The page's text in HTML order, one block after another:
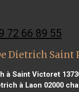
72 66 89 55
Dietrich Saint
à Saint Victoret
à Laon 02000